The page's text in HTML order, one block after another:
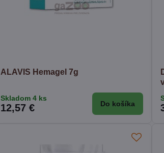
ALAVIS Hemagel 7g
Skladom 4 ks
12,57 € Do košíka